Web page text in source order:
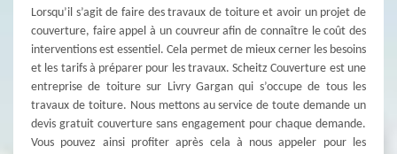
Lorsqu’il s’agit de faire des travaux de toiture et avoir un projet de
couverture, faire appel à un couvreur afin de connaître le coût des
interventions est essentiel. Cela permet de mieux cerner les besoins
et les tarifs à préparer pour les travaux. Scheitz Couverture est une
entreprise de toiture sur Livry Gargan qui s’occupe de tous les
travaux de toiture. Nous mettons au service de toute demande un
devis gratuit couverture sans engagement pour chaque demande.
Vous pouvez ainsi profiter après cela à nous appeler pour les